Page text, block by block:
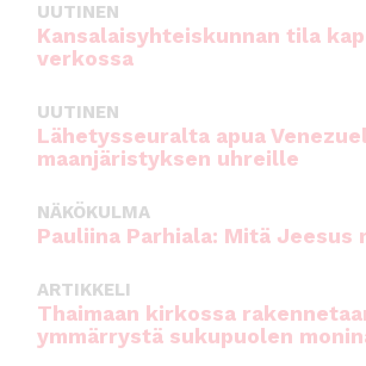
UUTINEN
Kansalaisyhteiskunnan tila
verkossa
UUTINEN
Lähetysseuralta apua
maanjäristyksen uhreille
NÄKÖKULMA
Pauliina Parhiala: Mitä Jeesus
ARTIKKELI
Thaimaan kirkossa
ymmärrystä sukupuolen